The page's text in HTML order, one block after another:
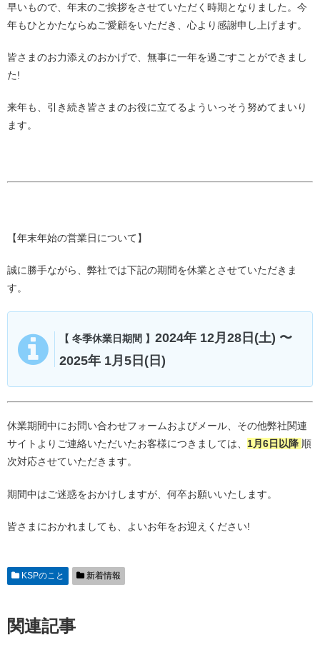
早いもので、年末のご挨拶をさせていただく時期となりました。今
年もひとかたならぬご愛顧をいただき、心より感謝申し上げます。
皆さまのお力添えのおかげで、無事に一年を過ごすことができまし
た!
来年も、引き続き皆さまのお役に立てるよういっそう努めてまいり
ます。
【年末年始の営業日について】
誠に勝手ながら、弊社では下記の期間を休業とさせていただきま
す。
【 冬季休業日期間 】 2024年 12月28日(土) 〜
2025年 1月5日(日)
休業期間中にお問い合わせフォームおよびメール、その他弊社関連
サイトよりご連絡いただいたお客様につきましては、 1月6日以降 順
次対応させていただきます。
期間中はご迷惑をおかけしますが、何卒お願いいたします。
皆さまにおかれましても、よいお年をお迎えください!
KSPのこと 新着情報
関連記事